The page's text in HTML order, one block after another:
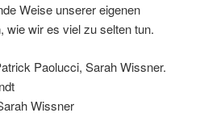
Weise unserer eigenen
wie wir es viel zu selten tun.
Paolucci, Sarah Wissner.
Wissner